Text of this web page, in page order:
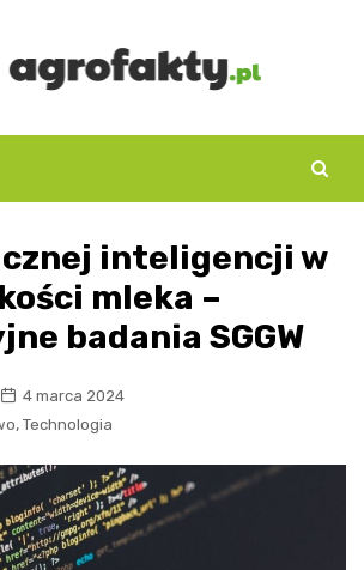
inteligencji w
mleka –
badania SGGW
4 marca 2024
, Technologia